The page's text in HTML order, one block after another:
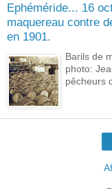
Ephéméride... 16
maquereau contre
en 1901.
Barils de
photo:
pêcheurs